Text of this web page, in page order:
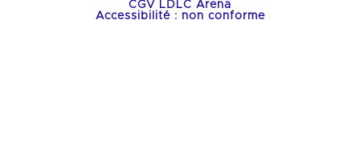
CGV LDLC Arena
Accessibilité : non conforme